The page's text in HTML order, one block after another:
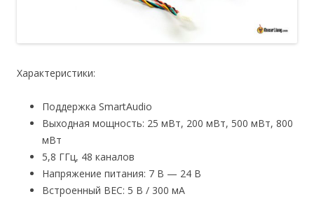
Характеристики:
Поддержка SmartAudio
Выходная мощность: 25 мВт, 200 мВт, 500 мВт, 800
мВт
5,8 ГГц, 48 каналов
Напряжение питания: 7 В — 24 В
Встроенный BEC: 5 В / 300 мА